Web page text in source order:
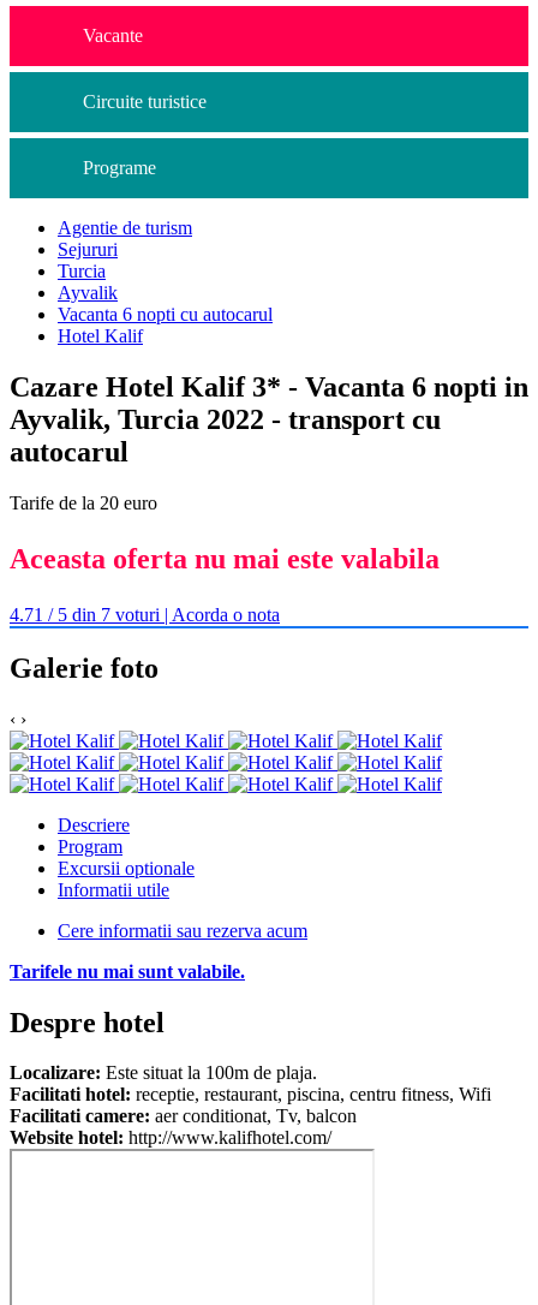
Vacante
Circuite turistice
Programe
Agentie de turism
Sejururi
Turcia
Ayvalik
Vacanta 6 nopti cu autocarul
Hotel Kalif
Cazare Hotel Kalif 3* - Vacanta 6 nopti in
Ayvalik, Turcia 2022 - transport cu
autocarul
Tarife de la 20 euro
Aceasta oferta nu mai este valabila
4.71 / 5 din 7 voturi | Acorda o nota
Galerie foto
‹ ›
Descriere
Program
Excursii optionale
Informatii utile
Cere informatii sau rezerva acum
Tarifele nu mai sunt valabile.
Despre hotel
Localizare: Este situat la 100m de plaja.
Facilitati hotel: receptie, restaurant, piscina, centru fitness, Wifi
Facilitati camere: aer conditionat, Tv, balcon
Website hotel: http://www.kalifhotel.com/